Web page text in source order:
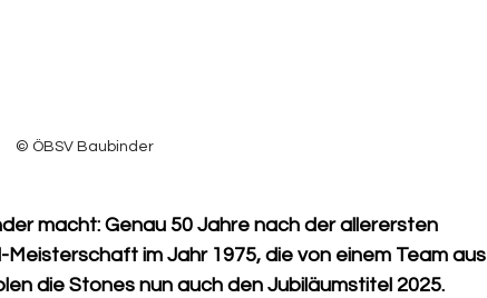
© ÖBSV Baubinder
macht: Genau 50 Jahre nach der allerersten
im Jahr 1975, die von einem Team aus
die Stones nun auch den Jubiläumstitel 2025.